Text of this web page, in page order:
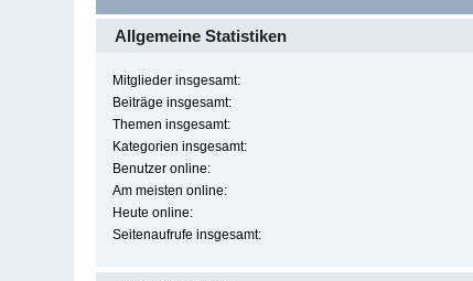
Allgemeine Statistiken
Mitglieder insgesamt:
Beiträge insgesamt:
Themen insgesamt:
Kategorien insgesamt:
Benutzer online:
Am meisten online:
Heute online:
Seitenaufrufe insgesamt: